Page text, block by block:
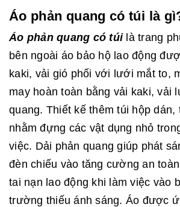
Áo phản quang có túi là
Áo phản quang có túilà trang
bên ngoài áo bảo hộ lao động
kaki, vải gió phối với lưới mắt to,
may hoàn toàn bằng vải kaki, vải
quang. Thiết kế thêm túi hộp dán,
nhằm đựng các vật dụng nhỏ
việc. Dải phản quang giúp phát
đèn chiếu vào tăng cường an
tai nạn lao động khi làm việc vào
trường thiếu ánh sáng. Áo được